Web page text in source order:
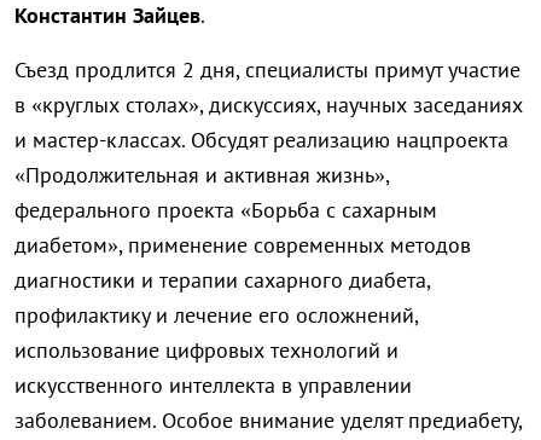
Константин Зайцев.
Съезд продлится 2 дня, специалисты примут участие
в «круглых столах», дискуссиях, научных заседаниях
и мастер-классах. Обсудят реализацию нацпроекта
«Продолжительная и активная жизнь»,
федерального проекта «Борьба с сахарным
диабетом», применение современных методов
диагностики и терапии сахарного диабета,
профилактику и лечение его осложнений,
использование цифровых технологий и
искусственного интеллекта в управлении
заболеванием. Особое внимание уделят предиабету,